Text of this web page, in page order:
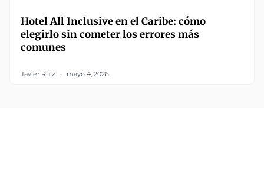
Hotel All Inclusive en el Caribe: cómo
elegirlo sin cometer los errores más
comunes
Javier Ruiz mayo 4, 2026